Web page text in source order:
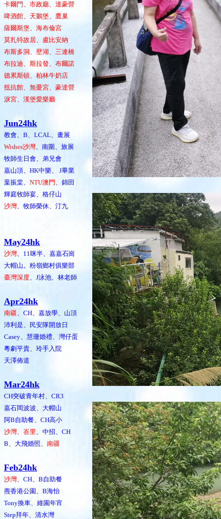
卡爾門、市政廳、達豪營
啤酒館、天鵝堡、鷹巢
薩爾斯堡、海布倫宮
莫扎特故居、盧比安納
布斯多洞、壁湖、三連橋
布拉迪、斯拉發、布爾諾
德累斯頓、柏林牛奶店
抵抗館、無憂宮、豪達營
淚宮、漢堡愛樂廳
Jun24hk
教會、B、LCAL、畫展
Wishes沙灣、南圍、旅展
牧師生日會、弟兄會
嘉山頂、HK中樂、 J畢業
葉振棠、 NTU澳門 、錦田
輝庭牧師宴、格仔山
沙灣、牧師榮休、汀九
May24hk
沙灣、11咪半、嘉嘉石崗
大帽山。粉嶺鄉村俱樂部
臺灣深度、J泳池、林老師
Apr24hk
南疆、CH、嘉放學、山頂
沛利是、民安隊開放日
Casey、慧珊婚禮、灣仔蛋
粵劇平貴、玲手入院
天澤佈道
Mar24hk
CH突破青年村、CR3
嘉石岡波波、大帽山
阿B自助餐、CH高小
沙灣、峇里、中招、CH
B、大飛婚照、 南疆
Feb24hk
沙灣、CH、B自助餐
燾香港公園、B海怡
Tony換車、維園年宵
Step拜年、清水灣